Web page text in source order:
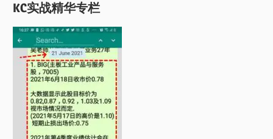
KC实战精华专栏